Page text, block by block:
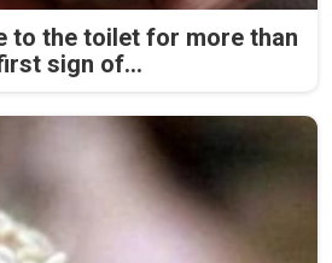
to the toilet for more than
sign of...